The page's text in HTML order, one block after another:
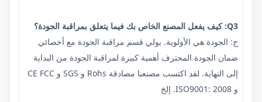
Q3: كيف يفعل المصنع الخاص بك فيما يتعلق بمراقبة الجودة؟
ج: الجودة هي الأولوية. يولي قسم مراقبة الجودة مع أخصائي
ضمان الجودة المحترف أهمية كبيرة لمراقبة الجودة من البداية
إلى النهاية. لقد اكتسب مصنعنا مصادقة Rohs و SGS و CE FCC
و ISO9001: 2008. إلخ